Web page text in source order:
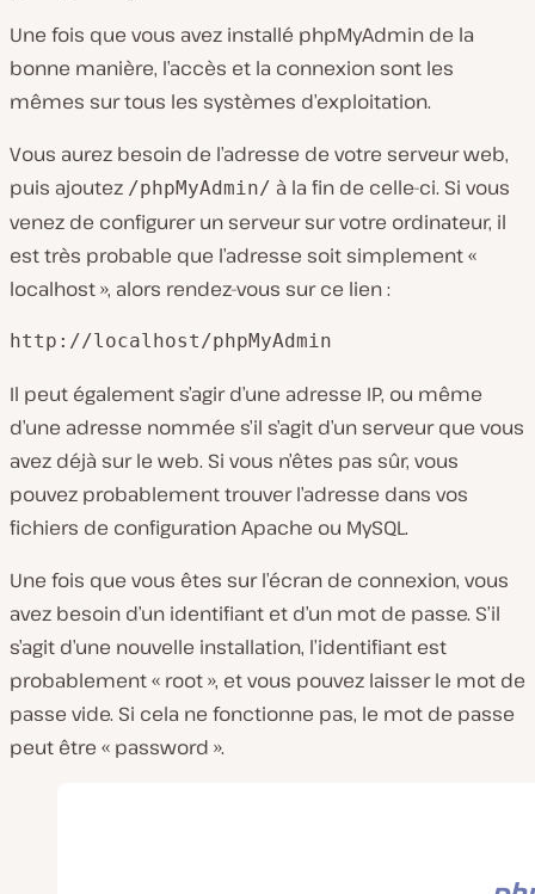
Une fois que vous avez installé phpMyAdmin de la
bonne manière, l’accès et la connexion sont les
mêmes sur tous les systèmes d’exploitation.
Vous aurez besoin de l’adresse de votre serveur web,
puis ajoutez /phpMyAdmin/ à la fin de celle-ci. Si vous
venez de configurer un serveur sur votre ordinateur, il
est très probable que l’adresse soit simplement «
localhost », alors rendez-vous sur ce lien :
http://localhost/phpMyAdmin
Il peut également s’agir d’une adresse IP, ou même
d’une adresse nommée s’il s’agit d’un serveur que vous
avez déjà sur le web. Si vous n’êtes pas sûr, vous
pouvez probablement trouver l’adresse dans vos
fichiers de configuration Apache ou MySQL.
Une fois que vous êtes sur l’écran de connexion, vous
avez besoin d’un identifiant et d’un mot de passe. S’il
s’agit d’une nouvelle installation, l’identifiant est
probablement « root », et vous pouvez laisser le mot de
passe vide. Si cela ne fonctionne pas, le mot de passe
peut être « password ».